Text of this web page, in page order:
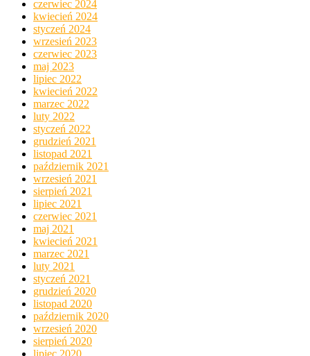
czerwiec 2024
kwiecień 2024
styczeń 2024
wrzesień 2023
czerwiec 2023
maj 2023
lipiec 2022
kwiecień 2022
marzec 2022
luty 2022
styczeń 2022
grudzień 2021
listopad 2021
październik 2021
wrzesień 2021
sierpień 2021
lipiec 2021
czerwiec 2021
maj 2021
kwiecień 2021
marzec 2021
luty 2021
styczeń 2021
grudzień 2020
listopad 2020
październik 2020
wrzesień 2020
sierpień 2020
lipiec 2020